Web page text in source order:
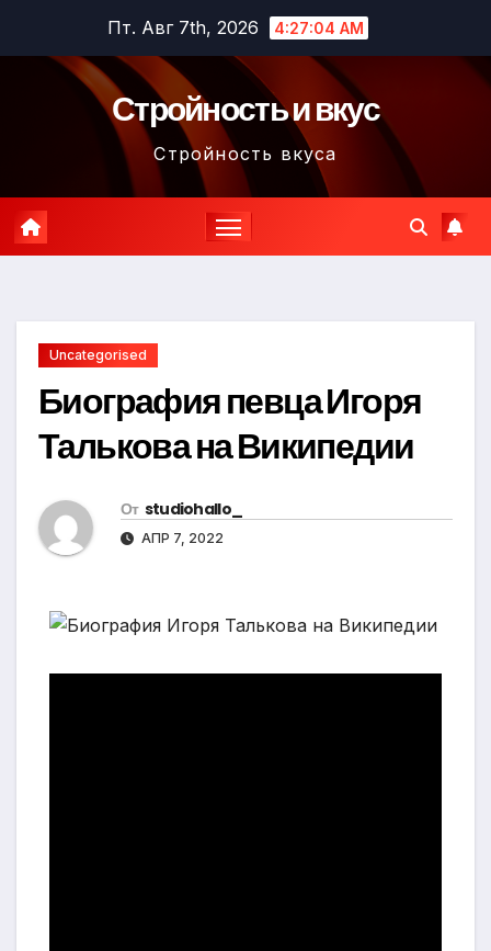
содержимому
Пт. Авг 7th, 2026 4:27:05 AM
Стройность и вкус
Стройность вкуса
Uncategorised
Биография певца Игоря
Талькова на Википедии
От studiohallo_
АПР 7, 2022